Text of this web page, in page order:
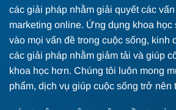
các giải pháp nhằm giải quyết các
marketing online. Ứng dụng khoa học
vào mọi vấn đề trong cuộc sống, kinh
các giải pháp nhằm giảm tải và giúp
khoa học hơn. Chúng tôi luôn mong
phẩm, dịch vụ giúp cuộc sống trở nên